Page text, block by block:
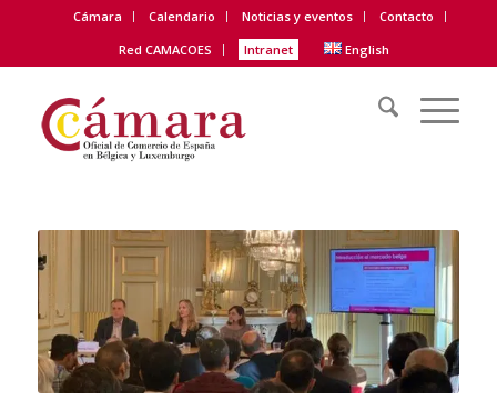
Cámara Calendario Noticias y eventos
Contacto
Red CAMACOES
Intranet English